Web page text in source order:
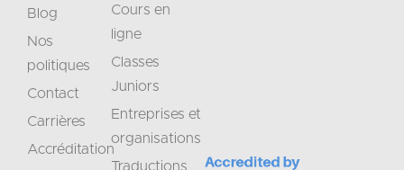
Blog
Nos
politiques
Contact
Carrières
Accréditation
Cours en
ligne
Classes
Juniors
Entreprises et
organisations
Traductions